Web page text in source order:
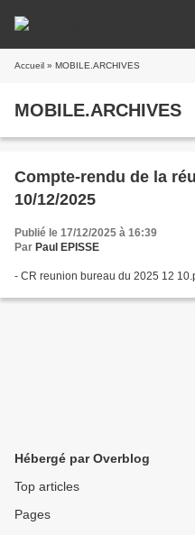
Accueil » MOBILE.ARCHIVES
MOBILE.ARCHIVES
Compte-rendu de la
10/12/2025
Publié le 17/12/2025 à 16:39
Par Paul EPISSE
- CR reunion bureau du 2025 12
Hébergé par Overblog
Top articles
Pages